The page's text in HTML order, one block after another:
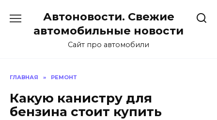
содержанию
Автоновости. Свежие
автомобильные новости
Сайт про автомобили
ГЛАВНАЯ » РЕМОНТ
Какую канистру для
бензина стоит купить